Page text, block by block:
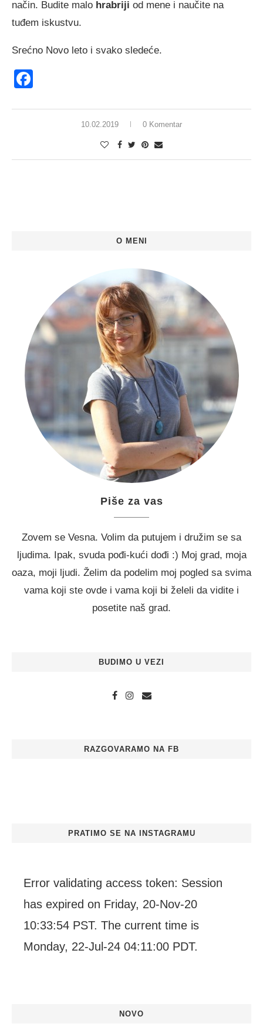
način. Budite malo hrabriji od mene i naučite na
tuđem iskustvu.
Srećno Novo leto i svako sledeće.
10.02.2019 0 Komentar
O MENI
Piše za vas
Zovem se Vesna. Volim da putujem i družim se sa
ljudima. Ipak, svuda pođi-kući dođi :) Moj grad, moja
oaza, moji ljudi. Želim da podelim moj pogled sa svima
vama koji ste ovde i vama koji bi želeli da vidite i
posetite naš grad.
BUDIMO U VEZI
RAZGOVARAMO NA FB
PRATIMO SE NA INSTAGRAMU
Error validating access token: Session
has expired on Friday, 20-Nov-20
10:33:54 PST. The current time is
Monday, 22-Jul-24 04:11:00 PDT.
NOVO